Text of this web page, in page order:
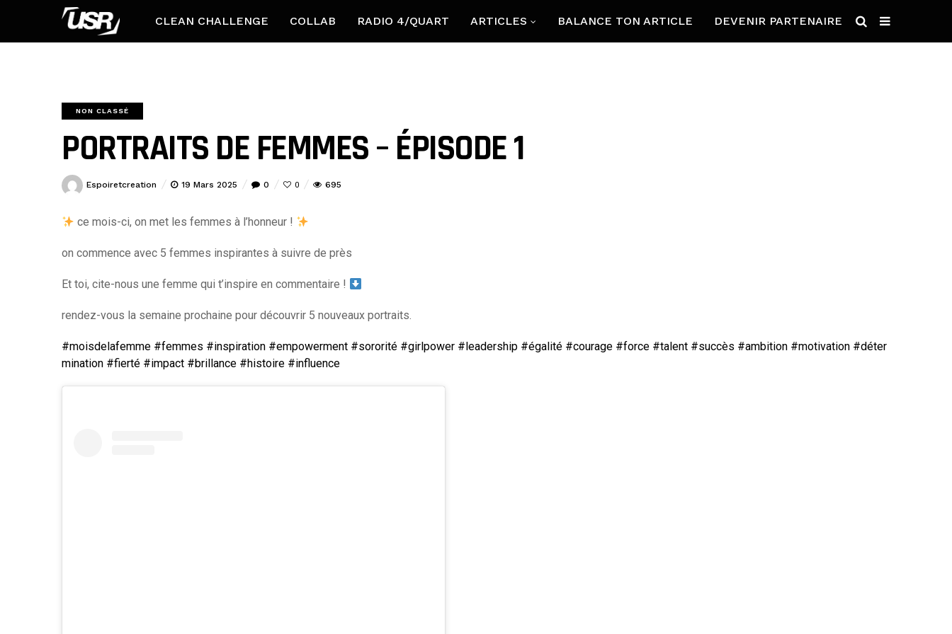
CLEAN CHALLENGE COLLAB RADIO 4/QUART ARTICLES BALANCE TON ARTICLE DEVENIR PARTENAIRE
NON CLASSÉ
PORTRAITS DE FEMMES – ÉPISODE 1
Espoiretcreation 19 Mars 2025 0 0 695
ce mois-ci, on met les femmes à l’honneur !
on commence avec 5 femmes inspirantes à suivre de près
Et toi, cite-nous une femme qui t’inspire en commentaire !
rendez-vous la semaine prochaine pour découvrir 5 nouveaux portraits.
#moisdelafemme #femmes #inspiration #empowerment #sororité #girlpower #leadership #égalité #courage #force #talent #succès #ambition #motivation #déter
mination #fierté #impact #brillance #histoire #influence